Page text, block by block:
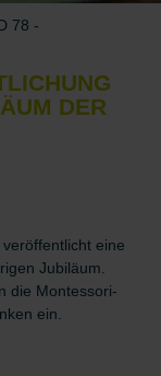
78 -
DER
eine
Jubiläum.
die Montessori-
ein.